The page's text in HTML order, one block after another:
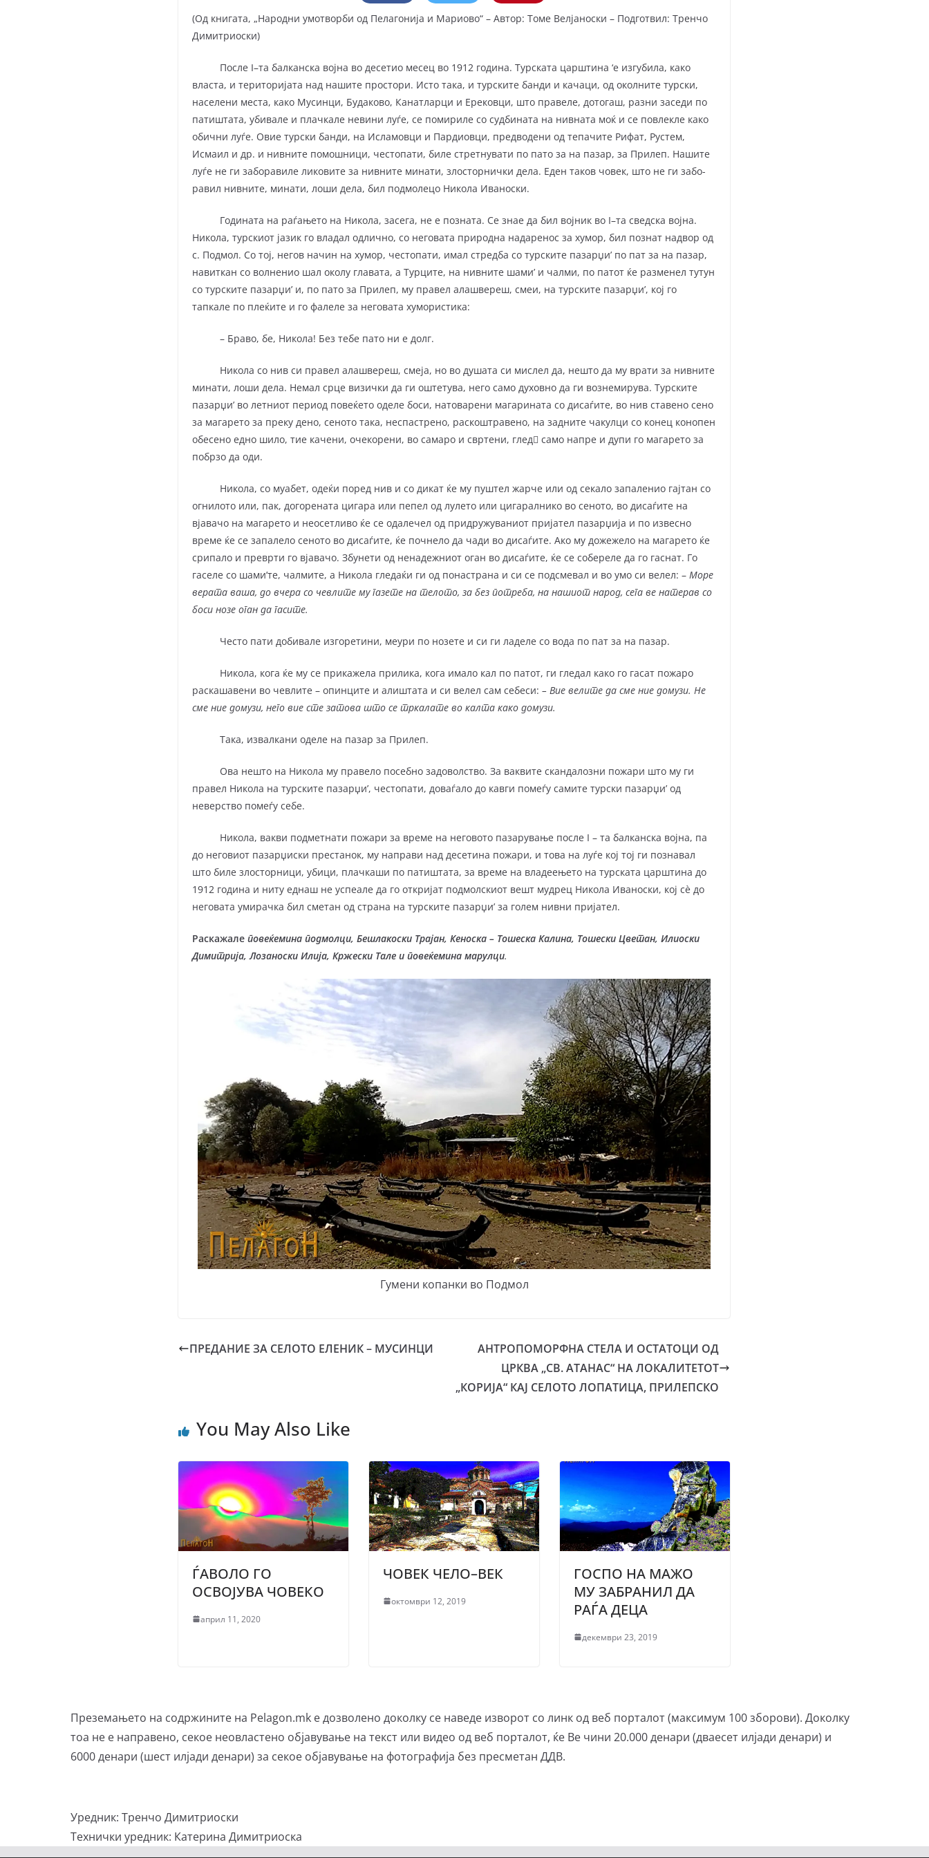
(Од книгата, „Народни умотворби од Пелагонија и Мариово“ – Автор: Томе Велјаноски – Подготвил: Тренчо
Димитриоски)
После I–та балканска војна во десетио месец во 1912 година. Тур­ска­та царштина ‘е изгубила, како
власта, и територијата над нашите прос­то­ри. Исто така, и турските банди и качаци, од околните турски,
населени места, како Мусинци, Будаково, Канатларци и Ерековци, што правеле, до­то­гаш, разни заседи по
патиштата, убивале и плачкале невини луѓе, се по­мириле со судбината на нивната моќ и се повлекле како
обични луѓе. Овие турски банди, на Исламовци и Пардиовци, предводени од тепачите Ри­фат, Рустем,
Исмаил и др. и нивните помошници, честопати, биле стрет­нувати по пато за на пазар, за Прилеп. Нашите
луѓе не ги забора­ви­ле ликовите за нивните минати, злосторнички дела. Еден таков човек, што не ги забо­
ра­вил нивните, минати, лоши дела, бил подмолецо Никола Иваноски.
Годината на раѓањето на Никола, засега, не е позната. Се знае да бил војник во I–та сведска војна.
Никола, турскиот јазик го владал одлично, со неговата природна надаренос за хумор, бил познат надвор од
с. Подмол. Со тој, негов начин на хумор, честопати, имал стредба со турските пазарџи’ по пат за на пазар,
навиткан со волненио шал околу главата, а Турците, на нивните шами’ и чалми, по патот ќе разменел тутун
со турските пазарџи’ и, по пато за Прилеп, му правел алашвереш, смеи, на турските пазарџи’, кој го
тапкале по плеќите и го фалеле за неговата хумористика:
– Браво, бе, Никола! Без тебе пато ни е долг.
Никола со нив си правел алашвереш, смеја, но во душата си мислел да, нешто да му врати за нивните
минати, лоши дела. Немал срце визички да ги оштетува, него само духовно да ги вознемирува. Турските
пазарџи’ во летниот период повеќето оделе боси, натоварени магарината со диса­ѓи­те, во нив ставено сено
за магарето за преку дено, сеното така, неспас­тре­но, раскоштравено, на задните чакулци со конец конопен
обесено едно ши­ло, тие качени, очекорени, во самаро и свртени, глед само напре и дупи го магарето за
побрзо да оди.
Никола, со муабет, одеќи поред нив и со дикат ќе му пуштел жарче или од секало запаленио гајтан со
огнилото или, пак, догорената цигара или пепел од лулето или цигаралнико во сеното, во дисаѓите на
вјавачо на магарето и неосетливо ќе се одалечел од придружуваниот пријател пазар­џија и по извесно
време ќе се запалело сеното во дисаѓите, ќе почнело да чади во дисаѓите. Ако му дожежело на магарето ќе
срипало и преврти го вјавачо. Збунети од ненадежниот оган во дисаѓите, ќе се собереле да го гаснат. Го
гаселе со шами’те, чалмите, а Никола гледаќи ги од понастрана и си се подсмевал и во умо си велел: – Море
верата ваша, до вчера со чевлите му газете на телото, за без потреба, на нашиот народ, сега ве натерав со
боси нозе оган да гасите.
Често пати добивале изгоретини, меури по нозете и си ги ладеле со вода по пат за на пазар.
Никола, кога ќе му се прикажела прилика, кога имало кал по патот, ги гледал како го гасат пожаро
раскашавени во чевлите – опинците и алиш­тата и си велел сам себеси: – Вие велите да сме ние домузи. Не
сме ние домузи, него вие сте затова што се тркалате во калта како домузи.
Така, извалкани оделе на пазар за Прилеп.
Ова нешто на Никола му правело посебно задоволство. За ваквите скандалозни пожари што му ги
правел Никола на турските пазарџи’, чес­то­пати, доваѓало до кавги помеѓу самите турски пазарџи’ од
неверство по­меѓу себе.
Никола, вакви подметнати пожари за време на неговото пазарување после I – та балканска војна, па
до неговиот пазарџиски престанок, му на­пра­ви над десетина пожари, и това на луѓе кој тој ги познавал
што биле злосторници, убици, плачкаши по патиштата, за време на владеењето на турската царштина до
1912 година и ниту еднаш не успеале да го откријат подмолскиот вешт мудрец Никола Иваноски, кој сè до
неговата умирачка бил сметан од страна на турските пазарџи’ за голем нивни пријател.
Раскажале повеќемина подмолци, Бешлакоски Трајан, Кеноска – Тошеска Калина, Тошески Цветан, Илиоски
Димитрија, Лозаноски Илија, Кржески Тале и повеќемина марулци.
Гумени копанки во Подмол
ПРЕДАНИЕ ЗА СЕЛОТО ЕЛЕНИК – МУСИНЦИ
АНТРОПОМОРФНА СТЕЛА И ОСТАТОЦИ ОД
ЦРКВА „СВ. АТАНАС“ НА ЛОКАЛИТЕТОТ
„КОРИЈА“ КАЈ СЕЛОТО ЛОПАТИЦА, ПРИЛЕПСКО
You May Also Like
ЃАВОЛО ГО
ОСВОЈУВА ЧОВЕКО
април 11, 2020
ЧОВЕК ЧЕЛО–ВЕК
октомври 12, 2019
ГОСПО НА МАЖО
МУ ЗАБРАНИЛ ДА
РАЃА ДЕЦА
декември 23, 2019
Преземањето на содржините на Pelagon.mk е дозволено доколку се наведе изворот со линк од веб порталот (максимум 100 зборови). Доколку
тоа не е направено, секое неовластено објавување на текст или видео од веб порталот, ќе Ве чини 20.000 денари (дваесет илјади денари) и
6000 денари (шест илјади денари) за секое објавување на фотографија без пресметан ДДВ.
Уредник: Тренчо Димитриоски
Технички уредник: Катерина Димитриоска